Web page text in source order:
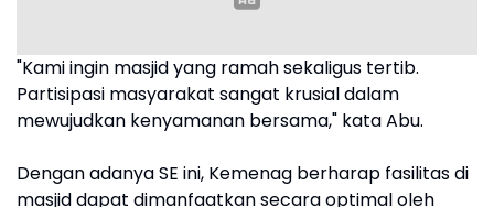
"Kami ingin masjid yang ramah sekaligus tertib.
Partisipasi masyarakat sangat krusial dalam
mewujudkan kenyamanan bersama," kata Abu.
Dengan adanya SE ini, Kemenag berharap fasilitas di
masjid dapat dimanfaatkan secara optimal oleh